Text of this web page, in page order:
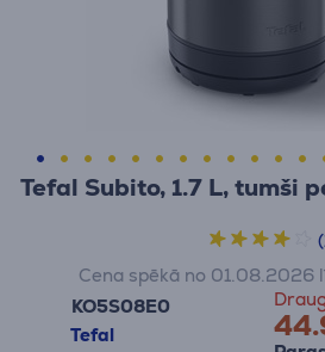
Tefal Subito, 1.7 L, tumši
KO5S08E0
Tefal
Cena spēkā no 01.08.2026